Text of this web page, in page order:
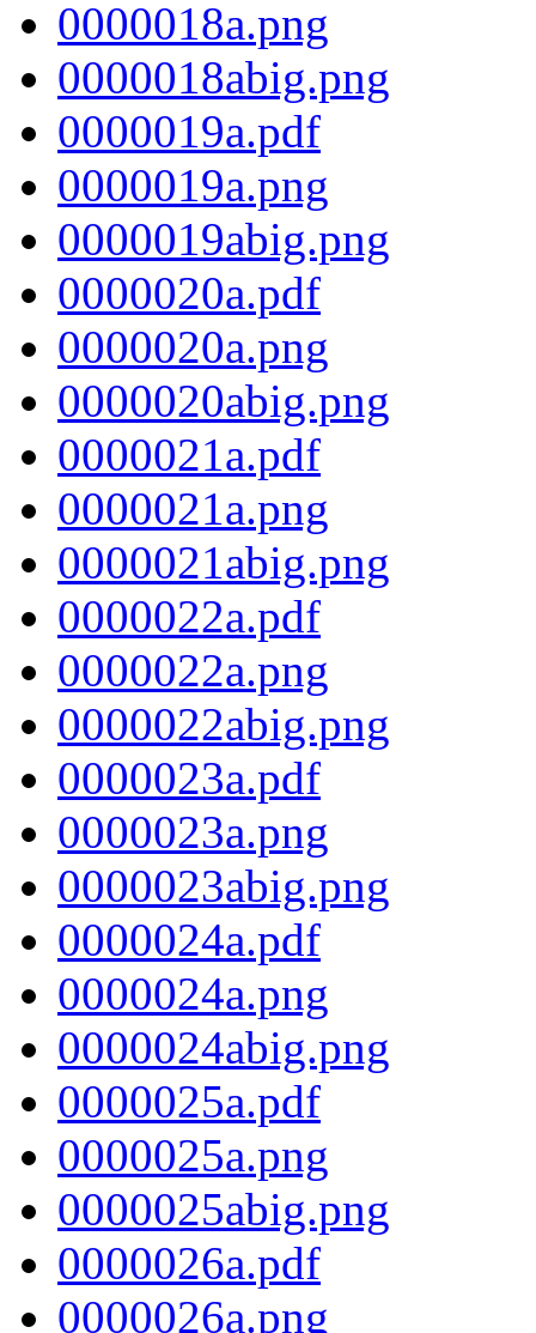
0000018a.png
0000018abig.png
0000019a.pdf
0000019a.png
0000019abig.png
0000020a.pdf
0000020a.png
0000020abig.png
0000021a.pdf
0000021a.png
0000021abig.png
0000022a.pdf
0000022a.png
0000022abig.png
0000023a.pdf
0000023a.png
0000023abig.png
0000024a.pdf
0000024a.png
0000024abig.png
0000025a.pdf
0000025a.png
0000025abig.png
0000026a.pdf
0000026a.png